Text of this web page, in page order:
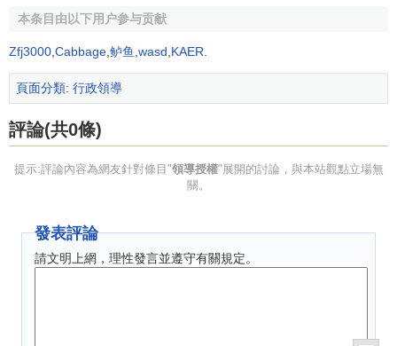
領導授權的原則
領導授權需遵循的原則主要表現為：
1、適當原則，即為達到某一目標，而通過一定程式進行
的一定限度內的授權。
帶責授權。
分的瞭解和考查，一旦授權就要對下屬給予充分信任即“疑人
本条目由以下用户参与贡献
Zfj3000 Cabbage 鲈鱼 wasd KAER
頁面分類: 行政領導
評論(共0條)
提示:評論內容為網友針對條目"領導授權"展開的討論，與本站觀點立場無
關。
發表評論
請文明上網，理性發言並遵守有關規定。